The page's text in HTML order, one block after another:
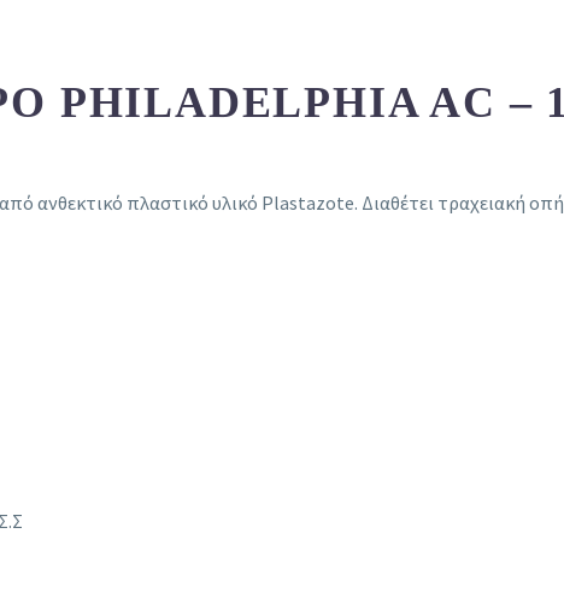
AC –
ανθεκτικό πλαστικό υλικό Plastazote. Διαθέτει τραχειακή